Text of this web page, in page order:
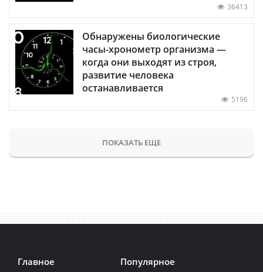
36413
Обнаружены биологические
часы-хронометр организма —
когда они выходят из строя,
развитие человека
останавливается
5196
ПОКАЗАТЬ ЕЩЕ
Главное Популярное